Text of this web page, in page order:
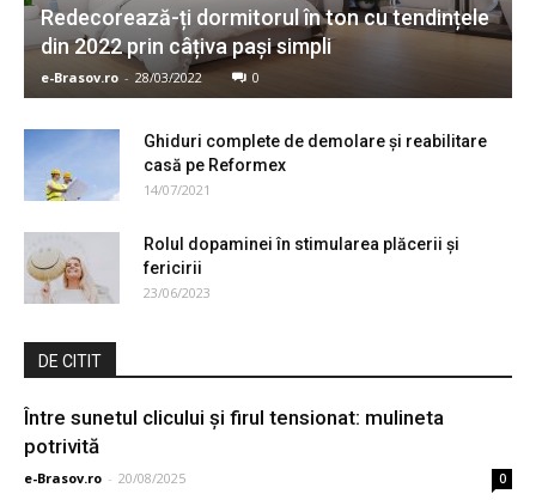
Redecorează-ți dormitorul în ton cu tendințele
din 2022 prin câțiva pași simpli
e-Brasov.ro - 28/03/2022 0
Ghiduri complete de demolare şi reabilitare
casă pe Reformex
14/07/2021
Rolul dopaminei în stimularea plăcerii și
fericirii
23/06/2023
DE CITIT
Între sunetul clicului și firul tensionat: mulineta
potrivită
e-Brasov.ro - 20/08/2025 0